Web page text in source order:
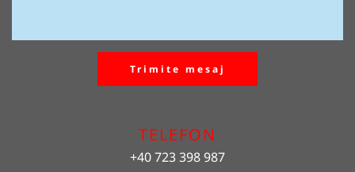
Trimite mesaj
TELEFON
+40 723 398 987